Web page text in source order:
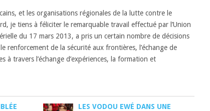
et les organisations régionales de la lutte contre le
je tiens à féliciter le remarquable travail effectué par l’Union
du 17 mars 2013, a pris un certain nombre de décisions
renforcement de la sécurité aux frontières, l’échange de
à travers l’échange d’expériences, la formation et
LES VODOU EWÉ DANS UNE